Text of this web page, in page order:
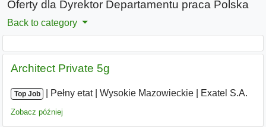
Oferty dla Dyrektor Departamentu praca Polska
Back to category
Architect Private 5g
Top Job Pełny etat| Wysokie Mazowieckie Exatel S.A.
Zobacz później